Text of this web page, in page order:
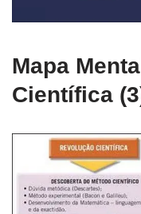
Mapa
Científica